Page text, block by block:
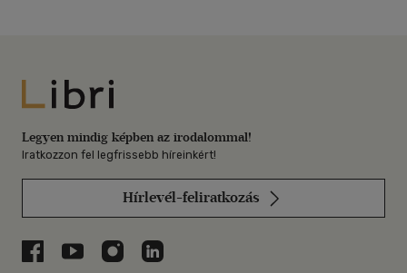
Libri
Legyen mindig képben az irodalommal!
Iratkozzon fel legfrissebb híreinkért!
Hírlevél-feliratkozás
Libri a Facebookon
Libri a Youtube-on
Libri az Instagramon
Libri a LinkedInen